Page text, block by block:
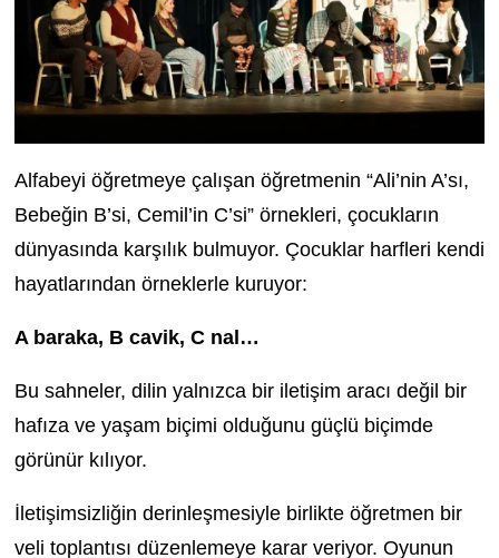
Alfabeyi öğretmeye çalışan öğretmenin “Ali’nin A’sı,
Bebeğin B’si, Cemil’in C’si” örnekleri, çocukların
dünyasında karşılık bulmuyor. Çocuklar harfleri kendi
hayatlarından örneklerle kuruyor:
A baraka, B cavik, C nal…
Bu sahneler, dilin yalnızca bir iletişim aracı değil bir
hafıza ve yaşam biçimi olduğunu güçlü biçimde
görünür kılıyor.
İletişimsizliğin derinleşmesiyle birlikte öğretmen bir
veli toplantısı düzenlemeye karar veriyor. Oyunun